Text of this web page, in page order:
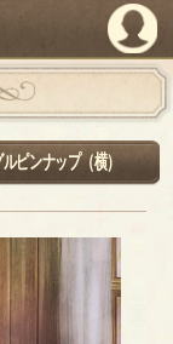
ピンナップ（横）